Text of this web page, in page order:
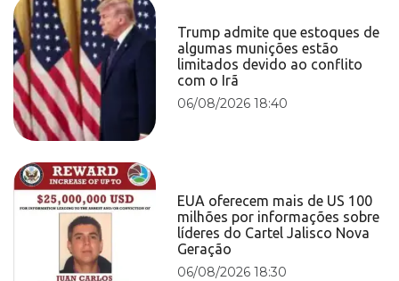
Trump admite que estoques de
algumas munições estão
limitados devido ao conflito
com o Irã
06/08/2026 18:40
EUA oferecem mais de US 100
milhões por informações sobre
líderes do Cartel Jalisco Nova
Geração
06/08/2026 18:30